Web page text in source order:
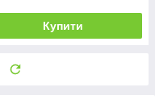
Купити